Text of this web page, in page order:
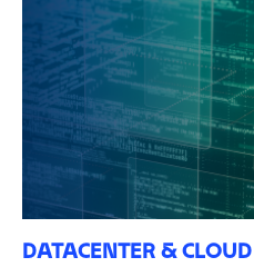
DATACENTER & CLOUD